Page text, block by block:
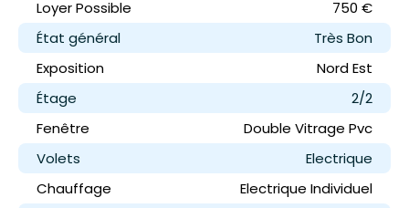
LoyerPossible
750 €
État général
Très Bon
Exposition
Nord Est
Étage
2/2
Fenêtre
Double Vitrage Pvc
Volets
Electrique
Chauffage
Electrique Individuel